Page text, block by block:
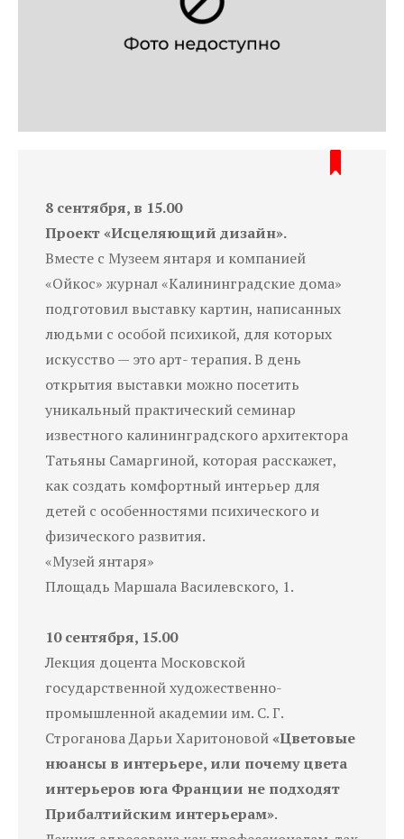
8 сентября, в 15.00
Проект «Исцеляющий дизайн».
Вместе с Музеем янтаря и компанией
«Ойкос» журнал «Калининградские дома»
подготовил выставку картин, написанных
людьми с особой психикой, для которых
искусство — это арт- терапия. В день
открытия выставки можно посетить
уникальный практический семинар
известного калининградского архитектора
Татьяны Самаргиной, которая расскажет,
как создать комфортный интерьер для
детей с особенностями психического и
физического развития.
«Музей янтаря»
Площадь Маршала Василевского, 1.
10 сентября, 15.00
Лекция доцента Московской
государственной художественно-
промышленной академии им. С. Г.
Строганова Дарьи Харитоновой«Цветовые
нюансы в интерьере, или почему цвета
интерьеров юга Франции не подходят
Прибалтийским интерьерам».